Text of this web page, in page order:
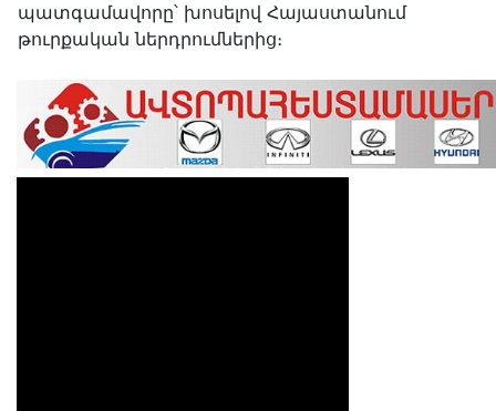
պատգամավորը՝ խոսելով Հայաստանում
թուրքական ներդրումներից։